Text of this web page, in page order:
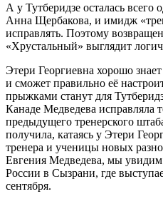
А у Тутберидзе осталась всего
Анна Щербакова, и имидж
исправлять. Поэтому
«Хрустальный» выглядит
Этери Георгиевна хорошо
и сможет правильно её
прыжками станут для
Канаде Медведева исправляла
предыдущего тренерского
получила, катаясь у Этери
тренера и ученицы новых
Евгения Медведева, мы увидим
России в Сызрани, где
сентября.